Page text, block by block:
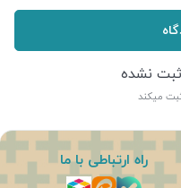
نشده
میکند
راه ارتباطی با ما